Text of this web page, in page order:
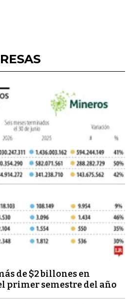
de $2 billones en
primer semestre del año